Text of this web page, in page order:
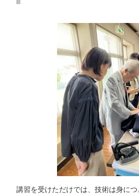
講習を受けただけでは、技術は身につ